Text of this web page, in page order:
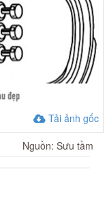
Tải ảnh gốc
Nguồn: Sưu tầm